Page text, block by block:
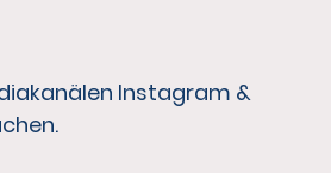
Instagram &